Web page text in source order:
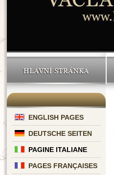
HLAVNÍ STRÁNKA
ENGLISH PAGES
DEUTSCHE SEITEN
PAGINE ITALIANE
PAGES FRANÇAISES